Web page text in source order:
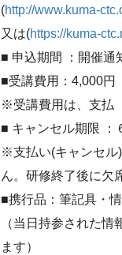
(http://www.kuma-
又は(https://kuma-
■ 申込期間 ：開催通
■受講費用：4,000円
※受講費用は、支払
■ キャンセル期限 ：
※支払い(キャンセル
ん。研修終了後に欠
■携行品：筆記具・
（当日持参された
ます）